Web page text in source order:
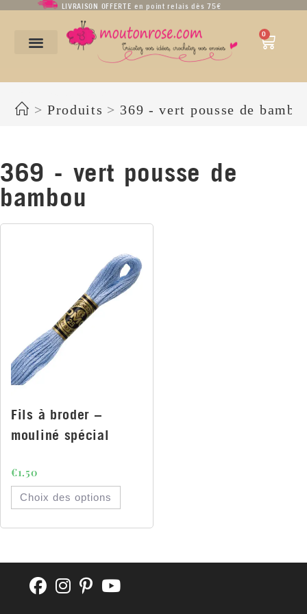
LIVRAISON OFFERTE en point relais dès 75€
0
> Produits > 369 - vert pousse de
369 - vert pousse de
bambou
Fils à broder –
mouliné spécial
€1.50
Choix des options